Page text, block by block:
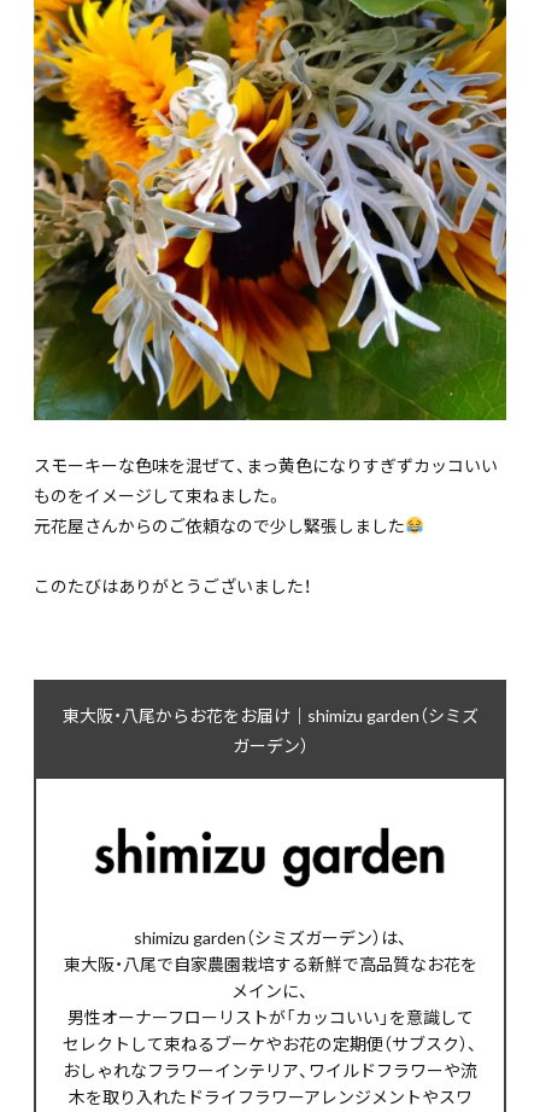
スモーキーな色味を混ぜて、まっ黄色になりすぎずカッコいい
ものをイメージして束ねました。
元花屋さんからのご依頼なので少し緊張しました
このたびはありがとうございました！
東大阪・八尾からお花をお届け｜shimizu garden（シミズ
ガーデン）
shimizu garden（シミズガーデン）は、
東大阪・八尾で自家農園栽培する新鮮で高品質なお花を
メインに、
男性オーナーフローリストが「カッコいい」を意識して
セレクトして束ねるブーケやお花の定期便（サブスク）、
おしゃれなフラワーインテリア、ワイルドフラワーや流
木を取り入れたドライフラワーアレンジメントやスワ